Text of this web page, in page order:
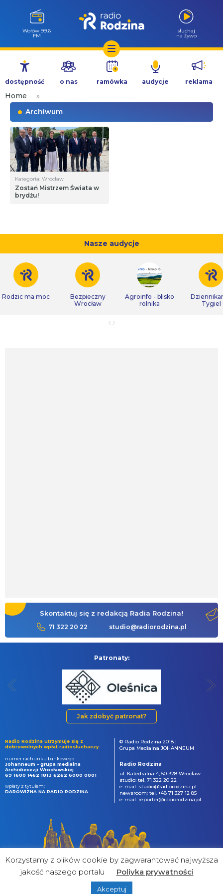
Przejdź
treści
Wołów 99.6
FM
słuchaj
na żywo
dostępność o nas ramówka audycje reklama
Home
»
Archiwum
Kategoria: Wrocław
Zostań Mistrzem Świata w
brydżu!
Nasze audycje
Rodzic ma moc
Bezpieczny
Wrocław
Agroinfo - blisko
rolnika
Tygiel
Skontaktuj się z redakcją Radia Rodzina!
71 322 20 22 studio@radiorodzina.pl
Patronaty:
Jak zdobyć patronat?
Radio Rodzina utrzymuje się z
dobrowolnych wpłat radiosłuchaczy.
numer rachunku bankowego:
Johanneum - grupa medialna
Archidiecezji Wrocławskiej
69 1600 1462 1813 6262 6000 0001
wpłaty z tytułem:
DAROWIZNA NA RADIO RODZINA
© Radio Rodzina 2018 |
Grupa Medialna JOHANNEUM
Radio Rodzina
ul. Katedralna 4, 50-328 Wrocław
studio: tel. 71 322 20 22
e-mail: studio@radiorodzina.pl
newsroom: tel. +48 71 327 12 85
e-mail: reporter@radiorodzina.pl
&
Korzystamy z plików cookie by zagwarantować najwyższa
jakość naszego portalu
Poliyka prywatności
Akceptuj